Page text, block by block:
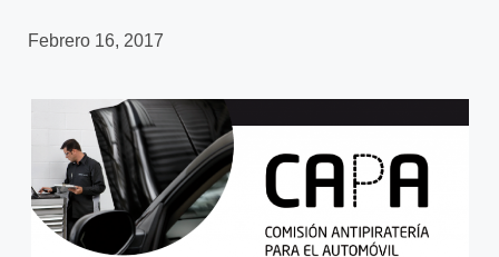
Febrero 16, 2017